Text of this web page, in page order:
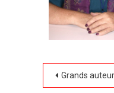
Grands auteurs